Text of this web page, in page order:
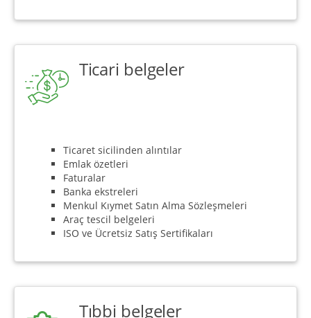
Ticari belgeler
Ticaret sicilinden alıntılar
Emlak özetleri
Faturalar
Banka ekstreleri
Menkul Kıymet Satın Alma Sözleşmeleri
Araç tescil belgeleri
ISO ve Ücretsiz Satış Sertifikaları
Tıbbi belgeler